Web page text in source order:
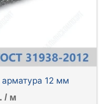
арматура 12 мм
/ м